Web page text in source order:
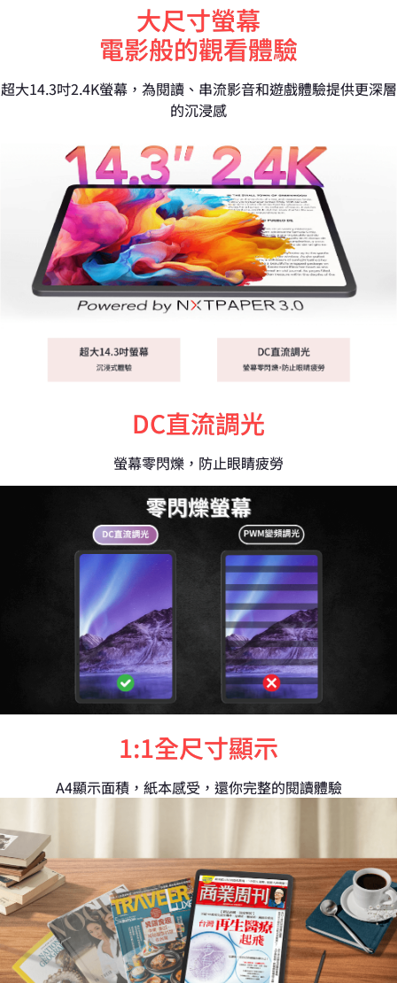
大尺寸螢幕
電影般的觀看體驗
超大14.3吋2.4K螢幕，為閱讀、串流影音和遊戲體驗提供更深層
的沉浸感
DC直流調光
螢幕零閃爍，防止眼睛疲勞
1:1全尺寸顯示
A4顯示面積，紙本感受，還你完整的閱讀體驗